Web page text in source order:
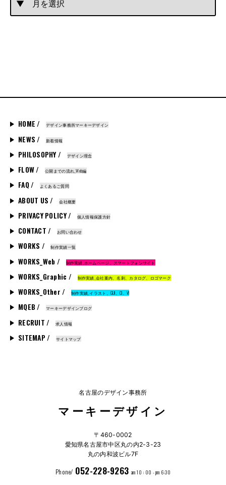
HOME / デザイン事務所マーキーデザイン
NEWS / 新着情報
PHILOSOPHY / デザイン理念
FLOW / 公開までの流れ_Web編
FAQ / よくあるご質問
ABOUT US / 会社概要
PRIVACY POLICY / 個人情報保護方針
CONTACT / お問い合わせ
WORKS / 制作実績一覧
WORKS_Web / 制作実績_ホームページ、スマートフォンサイト
WORKS_Graphic / 制作実績_会社案内、名刺、カタログ、ロゴマーク
WORKS_Other / 制作実績_イラスト、GUI、CI、VI
MQEB / マーキーデザインブログ
RECRUIT / 求人情報
SITEMAP / サイトマップ
名古屋のデザイン事務所
マーキーデザイン
〒460-0002
愛知県名古屋市中区丸の内2-3-23
丸の内和波ビル7F
Phone/ 052-228-9263 am 10 : 00 - pm 6:30